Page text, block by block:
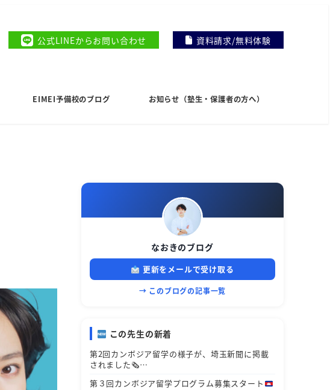
公式LINEからお問い合わせ 資料請求/無料体験
EIMEI予備校のブログ お知らせ（塾生・保護者の方へ）
なおきのブログ
更新をメールで受け取る
→ このブログの記事一覧
この先生の新着
第2回カンボジア留学の様子が、埼玉新聞に掲載
されました🗞…
第３回カンボジア留学プログラム募集スタート